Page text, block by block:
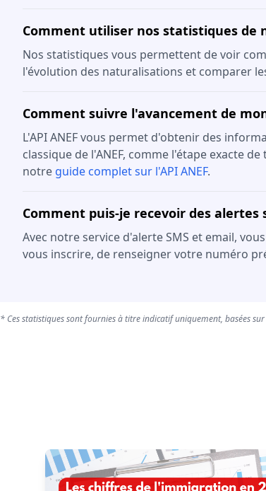
Comment utiliser nos statistiques de
Nos statistiques vous permettent de voir
l'évolution des naturalisations et comparer
Comment suivre l'avancement de
L'API ANEF vous permet d'obtenir des
classique de l'ANEF, comme l'étape exacte
notre guide complet sur l'API ANEF.
Comment puis-je recevoir des
Avec notre service d'alerte SMS et email,
vous inscrire, de renseigner votre numéro
* Ces statistiques sont fournies à titre indicatif uniquement, basées